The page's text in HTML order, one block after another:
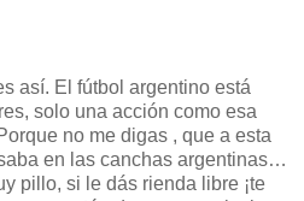
así. El fútbol argentino está
solo una acción como esa
no me digas , que a esta
en las canchas argentinas…
pillo, si le dás rienda libre ¡te